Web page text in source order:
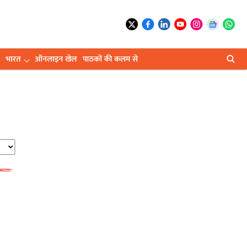
भारत ऑनलाइन खेल पाठकों की कलम से